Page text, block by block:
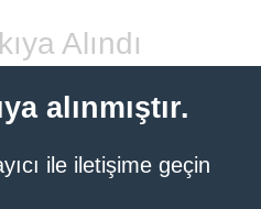
Alındı
alınmıştır.
ile iletişime geçin